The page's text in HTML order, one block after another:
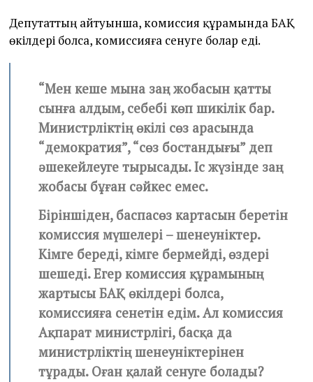
Депутаттың айтуынша, комиссия құрамында БАҚ
өкілдері болса, комиссияға сенуге болар еді.
“Мен кеше мына заң жобасын қатты
сынға алдым, себебі көп шикілік бар.
Министрліктің өкілі сөз арасында
“демократия”, “сөз бостандығы” деп
әшекейлеуге тырысады. Іс жүзінде заң
жобасы бұған сәйкес емес.
Біріншіден, баспасөз картасын беретін
комиссия мүшелері – шенеуніктер.
Кімге береді, кімге бермейді, өздері
шешеді. Егер комиссия құрамының
жартысы БАҚ өкілдері болса,
комиссияға сенетін едім. Ал комиссия
Ақпарат министрлігі, басқа да
министрліктің шенеуніктерінен
тұрады. Оған қалай сенуге болады?